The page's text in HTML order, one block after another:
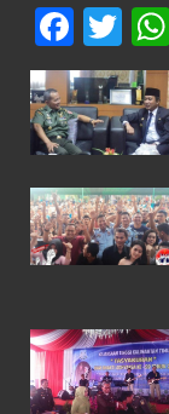
F
ac
e
b
o
o
k
T
w
itt
er